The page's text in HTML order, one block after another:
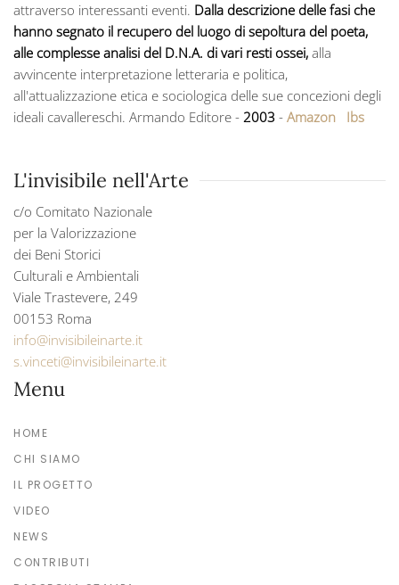
attraverso interessanti eventi. Dalla descrizione delle fasi che
hanno segnato il recupero del luogo di sepoltura del poeta,
alle complesse analisi del D.N.A. di vari resti ossei, alla
avvincente interpretazione letteraria e politica,
all'attualizzazione etica e sociologica delle sue concezioni degli
ideali cavallereschi. Armando Editore - 2003 - Amazon Ibs
L'invisibile nell'Arte
c/o Comitato Nazionale
per la Valorizzazione
dei Beni Storici
Culturali e Ambientali
Viale Trastevere, 249
00153 Roma
info@invisibileinarte.it
s.vinceti@invisibileinarte.it
Menu
HOME
CHI SIAMO
IL PROGETTO
VIDEO
NEWS
CONTRIBUTI